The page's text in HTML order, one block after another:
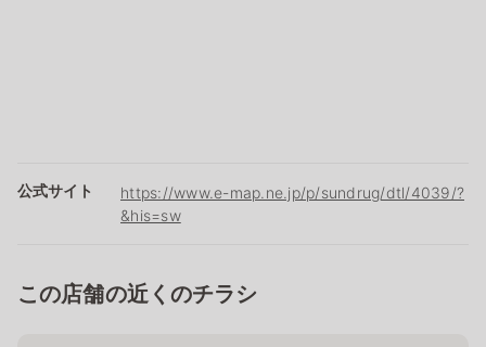
公式サイト
https://www.e-map.ne.jp/p/sundrug/dtl/4039/?
&his=sw
この店舗の近くのチラシ